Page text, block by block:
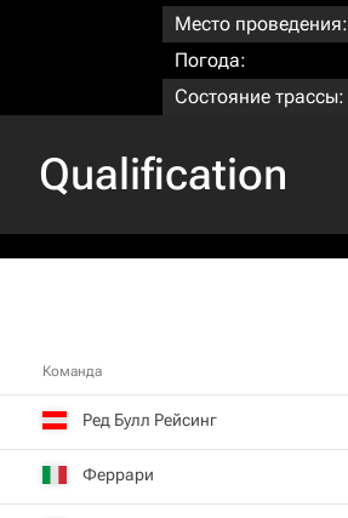
Место проведения:
Погода:
Состояние трассы:
Qualification
Команда
Ред Булл Рейсинг
Феррари